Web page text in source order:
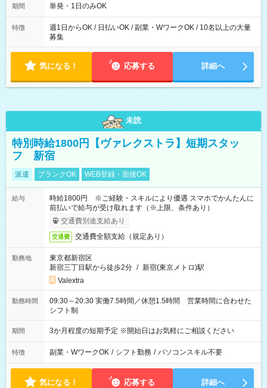
可能です！ ※1日あたりの最大実働時間は日勤、夜勤共に勤務し
期間 単発・1日のみOK
特徴
週1日からOK / 日払いOK / 副業・WワークOK / 10名以上の大量
募集
気になる！ 応募する 詳細へ
未読
特別時給1800円【ヴァレクストラ】短期スタッ
フ 新宿
派遣 ブランクOK WEB登録・面接OK
給与
時給1800円 ※ご経験・スキルにより優遇 スマホでかんたんに
前払いで給与が受け取れます（※上限、条件あり）
交通費別途支給あり
交通費 交通費全額支給（規定あり）
勤務地
東京都新宿区
新宿三丁目駅から徒歩2分 / 新宿(東京メトロ)駅
Valextra
勤務時間
09:30～20:30 実働7.5時間／休憩1.5時間 営業時間に合わせた
シフト制
期間 3か月程度の短期予定 ※開始日はお気軽にご相談ください
特徴 副業・WワークOK / シフト勤務 / パソコンスキル不要
気になる！ 応募する 詳細へ